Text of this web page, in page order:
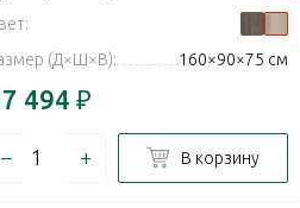
(Д×Ш×В):
160×90×75 см
494 ₽
– + В корзину